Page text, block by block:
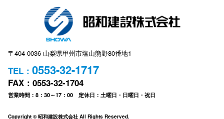
〒404-0036 山梨県甲州市塩山熊野80番地1
TEL： 0553-32-1717
FAX：0553-32-1704
営業時間：8：30～17：00 定休日：土曜日・日曜日・祝日
Copyright © 昭和建設株式会社 All Rights Reserved.